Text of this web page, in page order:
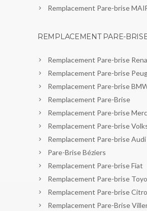
Remplacement Pare-brise
REMPLACEMENT PARE-
Remplacement Pare-brise
Remplacement Pare-brise
Remplacement Pare-brise
Remplacement Pare-Brise
Remplacement Pare-brise
Remplacement Pare-brise
Remplacement Pare-brise Audi
Pare-Brise Béziers
Remplacement Pare-brise Fiat
Remplacement Pare-brise
Remplacement Pare-brise
Remplacement Pare-Brise